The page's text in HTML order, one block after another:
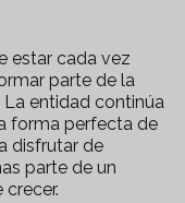
estar cada vez
parte de la
entidad continúa
forma perfecta de
disfrutar de
parte de un